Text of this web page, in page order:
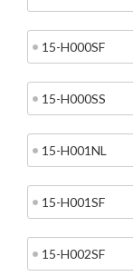
15-H000SF
15-H000SS
15-H001NL
15-H001SF
15-H002SF